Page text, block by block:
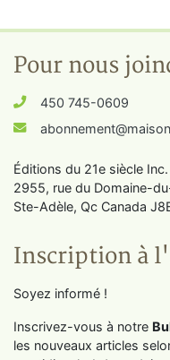
Pour nous
450 745-0609
Éditions du 21e siècle Inc.
2955, rue du Domaine-
Ste-Adèle, Qc Canada
Inscription à
Soyez informé !
Inscrivez-vous à notre
les nouveaux articles